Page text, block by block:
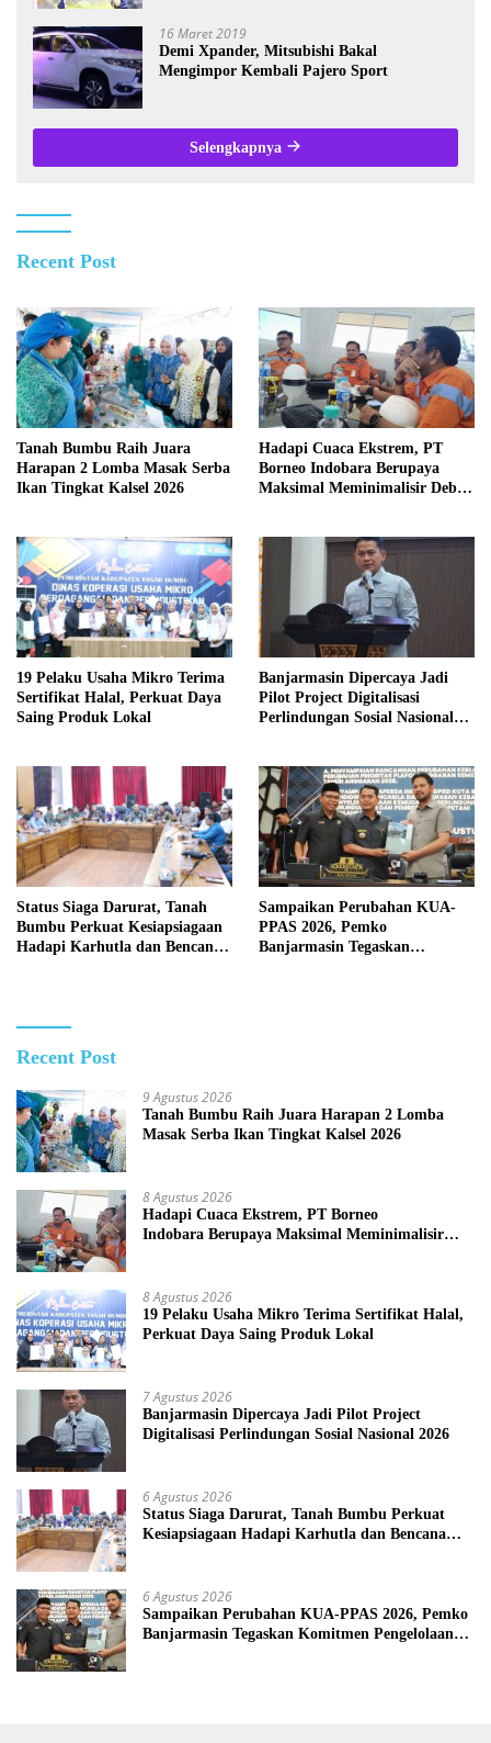
16 Maret 2019
Demi Xpander, Mitsubishi Bakal
Mengimpor Kembali Pajero Sport
Selengkapnya
Recent Post
Tanah Bumbu Raih Juara
Harapan 2 Lomba Masak Serba
Ikan Tingkat Kalsel 2026
Hadapi Cuaca Ekstrem, PT
Borneo Indobara Berupaya
Maksimal Meminimalisir Debu
19 Pelaku Usaha Mikro Terima
Sertifikat Halal, Perkuat Daya
Saing Produk Lokal
Banjarmasin Dipercaya Jadi
Pilot Project Digitalisasi
Perlindungan Sosial Nasional
Status Siaga Darurat, Tanah
Bumbu Perkuat Kesiapsiagaan
Hadapi Karhutla dan Bencana
Sampaikan Perubahan KUA-
PPAS 2026, Pemko
Banjarmasin Tegaskan
Recent Post
9 Agustus 2026
Tanah Bumbu Raih Juara Harapan 2 Lomba
Masak Serba Ikan Tingkat Kalsel 2026
8 Agustus 2026
Hadapi Cuaca Ekstrem, PT Borneo
Indobara Berupaya Maksimal Meminimalisir
8 Agustus 2026
19 Pelaku Usaha Mikro Terima Sertifikat Halal,
Perkuat Daya Saing Produk Lokal
7 Agustus 2026
Banjarmasin Dipercaya Jadi Pilot Project
Digitalisasi Perlindungan Sosial Nasional 2026
6 Agustus 2026
Status Siaga Darurat, Tanah Bumbu Perkuat
Kesiapsiagaan Hadapi Karhutla dan Bencana
6 Agustus 2026
Sampaikan Perubahan KUA-PPAS 2026, Pemko
Banjarmasin Tegaskan Komitmen Pengelolaan